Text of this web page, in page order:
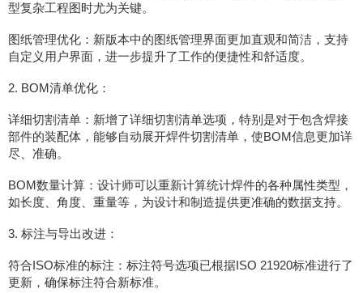
型复杂工程图时尤为关键。
图纸管理优化：新版本中的图纸管理界面更加直观和简洁，支持
自定义用户界面，进一步提升了工作的便捷性和舒适度。
2. BOM清单优化：
详细切割清单：新增了详细切割清单选项，特别是对于包含焊接
部件的装配体，能够自动展开焊件切割清单，使BOM信息更加详
尽、准确。
BOM数量计算：设计师可以重新计算统计焊件的各种属性类型，
如长度、角度、重量等，为设计和制造提供更准确的数据支持。
3. 标注与导出改进：
符合ISO标准的标注：标注符号选项已根据ISO 21920标准进行了
更新，确保标注符合新标准。